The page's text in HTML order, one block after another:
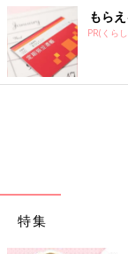
もら
PR(くら
特集